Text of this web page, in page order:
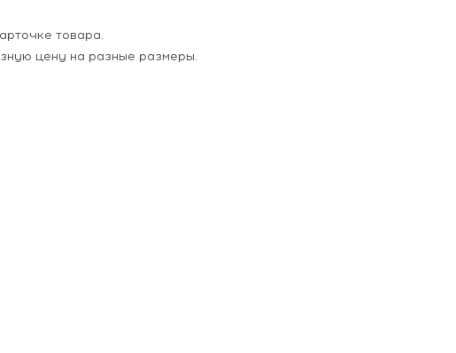
товара.
цену на разные размеры.